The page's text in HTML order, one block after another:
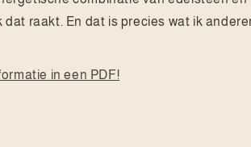
dat raakt. En dat is precies wat ik
in een PDF!